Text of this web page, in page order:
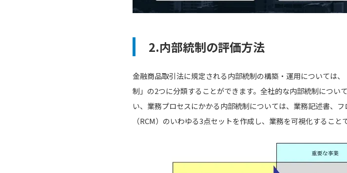
2.内部統制の評価方法
金融商品取引法に規定される内部統制の構築・運用については
制」の2つに分類することができます。全社的な内部統制につい
い、業務プロセスにかかる内部統制については、業務記述書、
（RCM）のいわゆる3点セットを作成し、業務を可視化すること